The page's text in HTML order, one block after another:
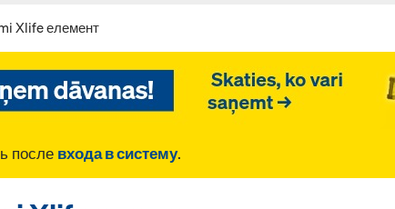
Xlife елемент
после входа в систему.